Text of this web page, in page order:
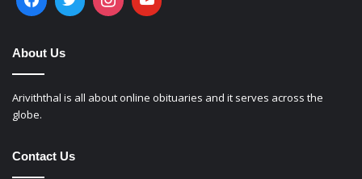
About Us
Ariviththal is all about online obituaries and it serves across the
globe.
Contact Us